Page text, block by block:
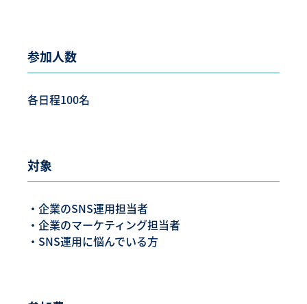
参加人数
各日程100名
対象
・企業のSNS運用担当者
・企業のマーケティング担当者
・SNS運用に悩んでいる方